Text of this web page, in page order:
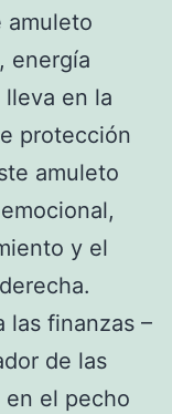
amuleto
energía
en la
protección
amuleto
y el
las finanzas –
de las
en el pecho